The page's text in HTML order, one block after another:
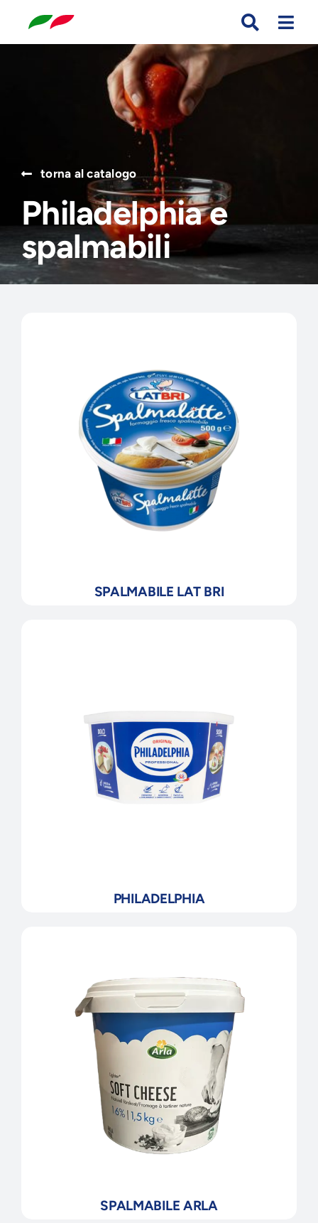
content
torna al catalogo
Philadelphia e
spalmabili
SPALMABILE LAT BRI
PHILADELPHIA
SPALMABILE ARLA